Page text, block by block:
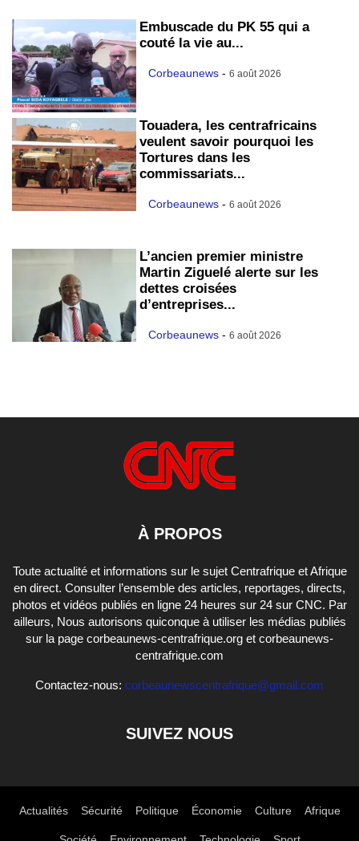
Embuscade du PK 55 qui a
couté la vie au...
Corbeaunews - 6 août 2026
Touadera, les centrafricains
veulent savoir pourquoi les
Tortures dans les
commissariats...
Corbeaunews - 6 août 2026
L’ancien premier ministre
Martin Ziguelé alerte sur les
dettes croisées
d’entreprises...
Corbeaunews - 6 août 2026
À PROPOS
Toute actualité et informations sur le sujet Centrafrique et Afrique
en direct. Consulter l’ensemble des articles, reportages, directs,
photos et vidéos publiés en ligne 24 heures sur 24 sur CNC. Par
ailleurs, Nous autorisons quiconque à utiliser les médias publiés
sur la page corbeaunews-centrafrique.org et corbeaunews-
centrafrique.com
Contactez-nous: corbeaunewscentrafrique@gmail.com
SUIVEZ NOUS
Actualités Sécurité Politique Économie Culture Afrique